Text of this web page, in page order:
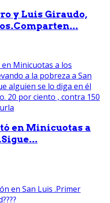
y Luis Giraudo,
en Minicuotas a